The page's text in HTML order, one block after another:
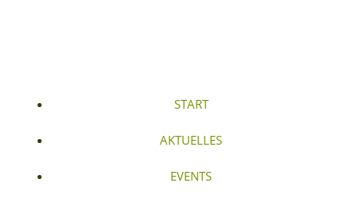
START
AKTUELLES
EVENTS